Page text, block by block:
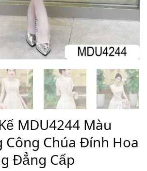
MDU4244 Màu
Công Chúa Đính Hoa
Đẳng Cấp